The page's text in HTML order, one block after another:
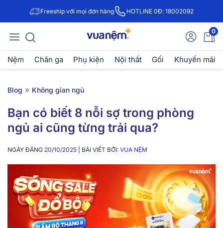
Freeship với mọi đơn hàng HOTLINE 0Đ: 18002092
0
Nệm Chăn ga Phụ kiện Nội thất Gối Khuyến mãi
Blog » Không gian ngủ
Bạn có biết 8 nỗi sợ trong phòng
ngủ ai cũng từng trải qua?
NGÀY ĐĂNG 20/10/2025 | BÀI VIẾT BỞI: VUA NỆM